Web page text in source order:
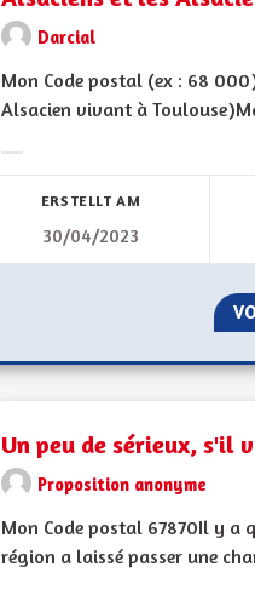
Darcial
Mon Code postal (ex : 68
Alsacien vivant à
ERSTELLT AM
30/04/2023
Un peu de sérieux, s'il
Proposition anonyme
Mon Code postal 67870Il y a
région a laissé passer une